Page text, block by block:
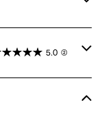
5.0 (2)